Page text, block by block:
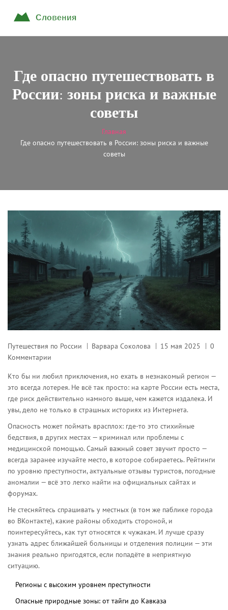
Где опасно путешествовать в
России: зоны риска и важные
советы
Главная
Где опасно путешествовать в России: зоны риска и важные
советы
Путешествия по России Варвара Соколова 15 мая 2025
0
Комментарии
Кто бы ни любил приключения, но ехать в незнакомый регион —
это всегда лотерея. Не всё так просто: на карте России есть места,
где риск действительно намного выше, чем кажется издалека. И
увы, дело не только в страшных историях из Интернета.
Опасность может поймать врасплох: где-то это стихийные
бедствия, в других местах — криминал или проблемы с
медицинской помощью. Самый важный совет звучит просто —
всегда заранее изучайте место, в которое собираетесь. Рейтинги
по уровню преступности, актуальные отзывы туристов, погодные
аномалии — всё это легко найти на официальных сайтах и
форумах.
Не стесняйтесь спрашивать у местных (в том же паблике города
во ВКонтакте), какие районы обходить стороной, и
поинтересуйтесь, как тут относятся к чужакам. И лучше сразу
узнать адрес ближайшей больницы и отделения полиции — эти
знания реально пригодятся, если попадёте в неприятную
ситуацию.
Регионы с высоким уровнем преступности
Опасные природные зоны: от тайги до Кавказа